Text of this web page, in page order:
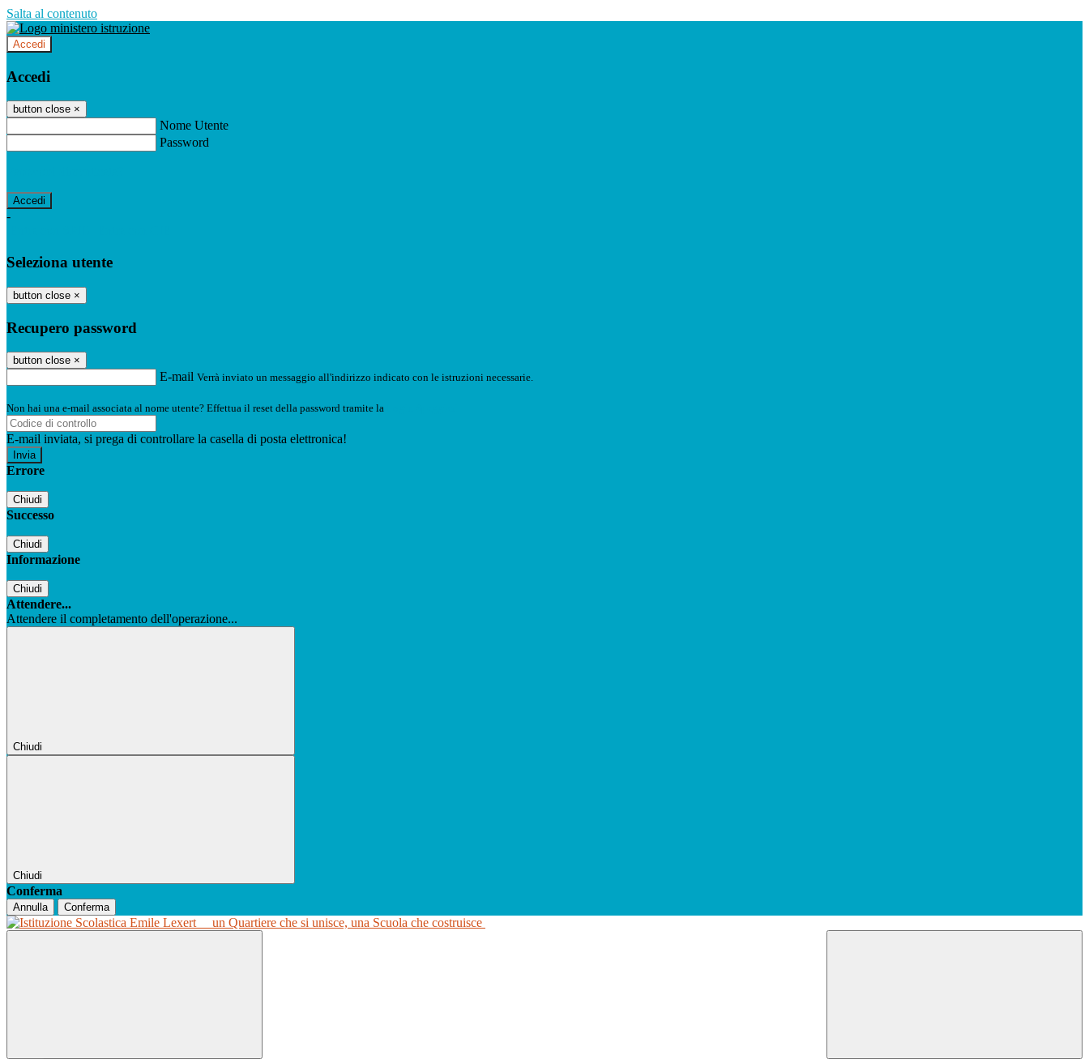
Salta al contenuto
Accedi
Accedi
button close ×
Nome Utente
Password
-
Seleziona utente
button close ×
Recupero password
button close ×
E-mail Verrà inviato un messaggio all'indirizzo indicato con le istruzioni necessarie.
Non hai una e-mail associata al nome utente? Effettua il reset della password tramite la
E-mail inviata, si prega di controllare la casella di posta elettronica!
Errore
Chiudi
Successo
Chiudi
Informazione
Chiudi
Attendere...
Attendere il completamento dell'operazione...
Chiudi
Chiudi
Conferma
Annulla Conferma
un Quartiere che si unisce, una Scuola che costruisce